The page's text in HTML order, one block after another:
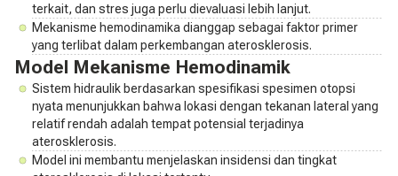
terkait, dan stres juga perlu dievaluasi lebih lanjut.
Mekanisme hemodinamika dianggap sebagai faktor primer
yang terlibat dalam perkembangan aterosklerosis.
Model Mekanisme Hemodinamik
Sistem hidraulik berdasarkan spesifikasi spesimen otopsi
nyata menunjukkan bahwa lokasi dengan tekanan lateral yang
relatif rendah adalah tempat potensial terjadinya
aterosklerosis.
Model ini membantu menjelaskan insidensi dan tingkat